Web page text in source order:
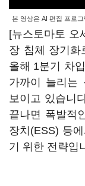
본 영상은 AI 편집 프로
[뉴스토마토 오
장 침체 장기화
올해 1분기 차
가까이 늘리는
보이고 있습니
끝나면 폭발적
장치(ESS) 등
기 위한 전략입